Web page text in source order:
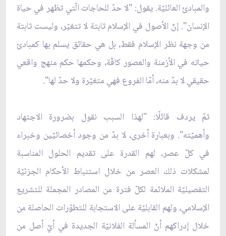
والمبادئ العائليّة. يقول: "لا حدّ للحاجات الّتي تظهر في حياة
الإنسان". إنّ الأصول في الإسلام ثابتة لا تتغيّر، وليست ثابتة
من وجهة نظر الإسلام فقط، بل هي حقائق يسلم بها كمبادئ
حياته في الأزمنة والعصور كافّة، وحكمها حكم منهج واقعي
حقيقي لا بدّ منه، أمّا الفروع فهي متغيّرة ولا حدّ لها".
ثمّ يردف قائلًا: "لهذا السبب نقول بضرورة الاجتهاد
وأهميّته". وبعبارة أخرى، لا بدّ من وجود أخصائيّين وخبراء
في كلّ عصر، لهم القدرة على تقديم الحلول المناسبة
لمشكلات ذلك العصر من خلال استنباط الأحكام الجزئيّة
التفصيليّة الملائمة لكلّ فترة من المصادر المجملة للتشريع
الإسلامي، ولهم القابليّة على الاستجابة للتطوّرات الحاصلة من
خلال إدراكهم أنّ المسألة الفلانيّة الجديدة في أيّ أصل من